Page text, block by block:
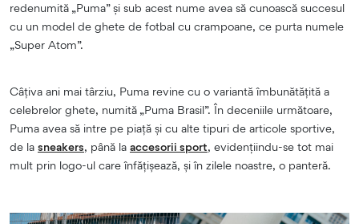
redenumită „Puma” și sub acest nume avea să cunoască succesul
cu un model de ghete de fotbal cu crampoane, ce purta numele
„Super Atom”.
Câțiva ani mai târziu, Puma revine cu o variantă îmbunătățită a
celebrelor ghete, numită „Puma Brasil”. În deceniile următoare,
Puma avea să intre pe piață și cu alte tipuri de articole sportive,
de la sneakers, până la accesorii sport, evidențiindu-se tot mai
mult prin logo-ul care înfățișează, și în zilele noastre, o panteră.